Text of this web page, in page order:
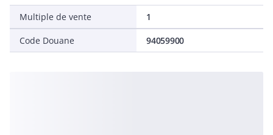
Multiple de vente 1
Code Douane 94059900